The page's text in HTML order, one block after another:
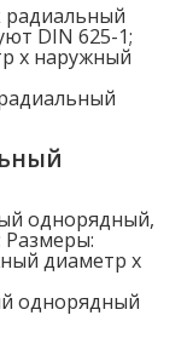
радиальный
DIN 625-1;
x наружный
однорядный,
Размеры:
диаметр x
однорядный